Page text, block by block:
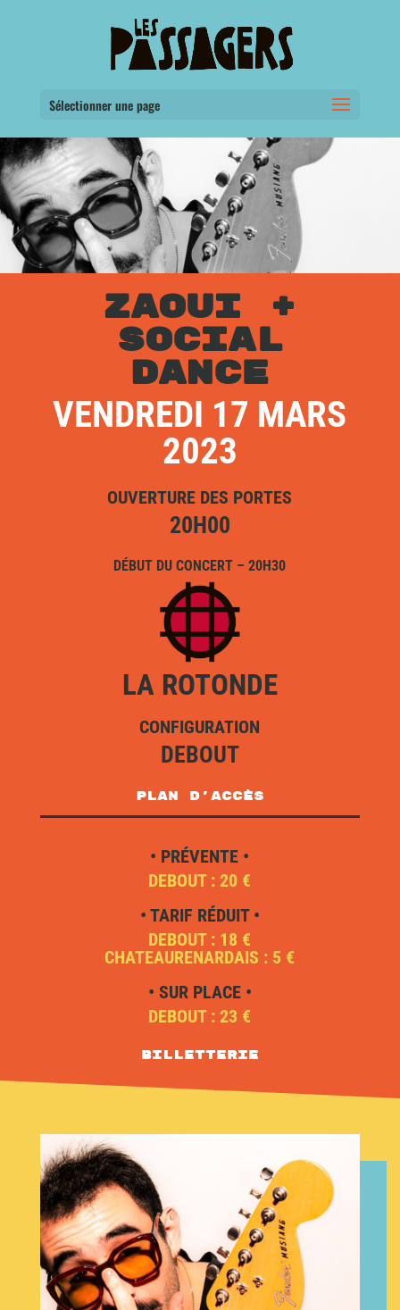
Sélectionner une page
ZAOUI +
SOCIAL
DANCE
VENDREDI 17 MARS
2023
OUVERTURE DES PORTES
20H00
DÉBUT DU CONCERT – 20H30
LA ROTONDE
CONFIGURATION
DEBOUT
plan d'accès
• PRÉVENTE •
DEBOUT : 20 €
• TARIF RÉDUIT •
DEBOUT : 18 €
CHATEAURENARDAIS : 5 €
• SUR PLACE •
DEBOUT : 23 €
Billetterie